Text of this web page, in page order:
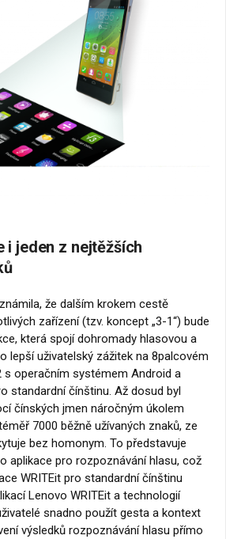
i jeden z nejtěžších
že dalším krokem cestě
zařízení (tzv. koncept „3-1“) bude
která spojí dohromady hlasovou a
lepší uživatelský zážitek na 8palcovém
s operačním systémem Android a
standardní čínštinu. Až dosud byl
čínských jmen náročným úkolem
7000 běžně užívaných znaků, ze
bez homonym. To představuje
aplikace pro rozpoznávání hlasu, což
WRITEit pro standardní čínštinu
Lenovo WRITEit a technologií
snadno použít gesta a kontext
výsledků rozpoznávání hlasu přímo